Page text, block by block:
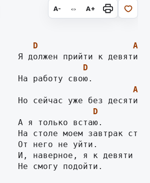
A- ⇔ A+
D
A
D
A
D
А я только встаю.
На столе моем завтрак
От него не уйти.
И, наверное, я к девяти
Не смогу подойти.